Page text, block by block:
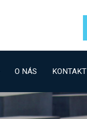
O NÁS KONTAKT